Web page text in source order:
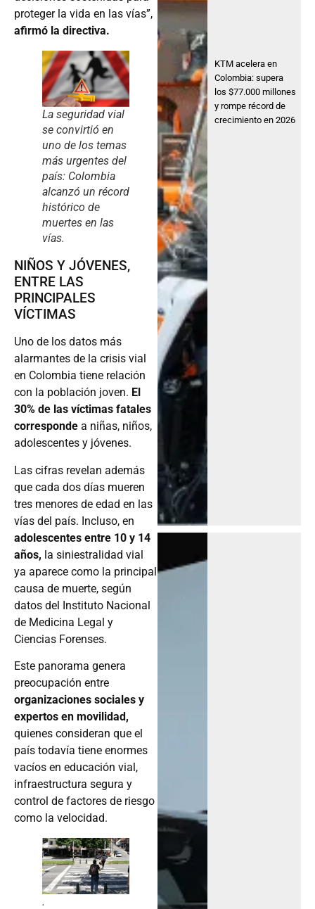
proteger la vida en las vías”,
afirmó la directiva.
La seguridad vial
se convirtió en
uno de los temas
más urgentes del
país: Colombia
alcanzó un récord
histórico de
muertes en las
vías.
NIÑOS Y JÓVENES,
ENTRE LAS
PRINCIPALES
VÍCTIMAS
Uno de los datos más
alarmantes de la crisis vial
en Colombia tiene relación
con la población joven. El
30% de las víctimas fatales
corresponde a niñas, niños,
adolescentes y jóvenes.
Las cifras revelan además
que cada dos días mueren
tres menores de edad en las
vías del país. Incluso, en
adolescentes entre 10 y 14
años, la siniestralidad vial
ya aparece como la principal
causa de muerte, según
datos del Instituto Nacional
de Medicina Legal y
Ciencias Forenses.
Este panorama genera
preocupación entre
organizaciones sociales y
expertos en movilidad,
quienes consideran que el
país todavía tiene enormes
vacíos en educación vial,
infraestructura segura y
control de factores de riesgo
como la velocidad.
.
KTM acelera en
Colombia: supera
los $77.000 millones
y rompe récord de
crecimiento en 2026